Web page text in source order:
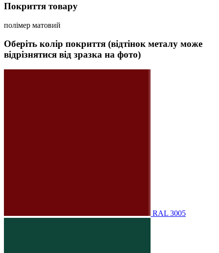
Покриття товару
полімер матовий
Оберіть колір покриття (відтінок металу може
відрізнятися від зразка на фото)
RAL 3005